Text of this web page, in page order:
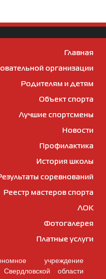
Главная
организации
Родителям и детям
Объект спорта
Лучшие спортсмены
Новости
Профилактика
История школы
соревнований
Реестр мастеров спорта
ЛОК
Фотогалерея
Платные услуги
учреждение
области